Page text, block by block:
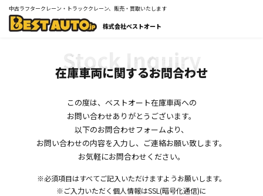
中古ラフタークレーン・トラッククレーン、販売・買取いたします
株式会社ベストオート
在庫車両に関するお問合わせ
この度は、ベストオート在庫車両への
お問い合わせありがとうございます。
以下のお問合わせフォームより、
お問い合わせの内容を入力し、ご連絡お願い致します。
お気軽にお問合わせください。
※必須項目はすべてご記入いただけますようお願いします。
※ご入力いただく個人情報はSSL(暗号化通信)に